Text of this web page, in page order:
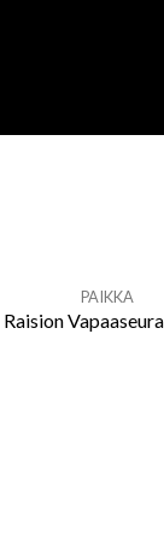
PAIKKA
Raision